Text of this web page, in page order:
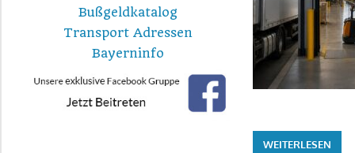
WEITERLESEN
Bußgeldkatalog
Transport Adressen
Bayerninfo